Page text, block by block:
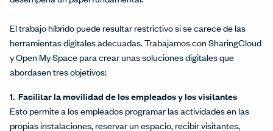
El trabajo híbrido puede resultar restrictivo si se carece de las
herramientas digitales adecuadas. Trabajamos con SharingCloud
y Open My Space para crear unas soluciones digitales que
abordasen tres objetivos:
1. Facilitar la movilidad de los empleados y los visitantes
Esto permite a los empleados programar las actividades en las
propias instalaciones, reservar un espacio, recibir visitantes,